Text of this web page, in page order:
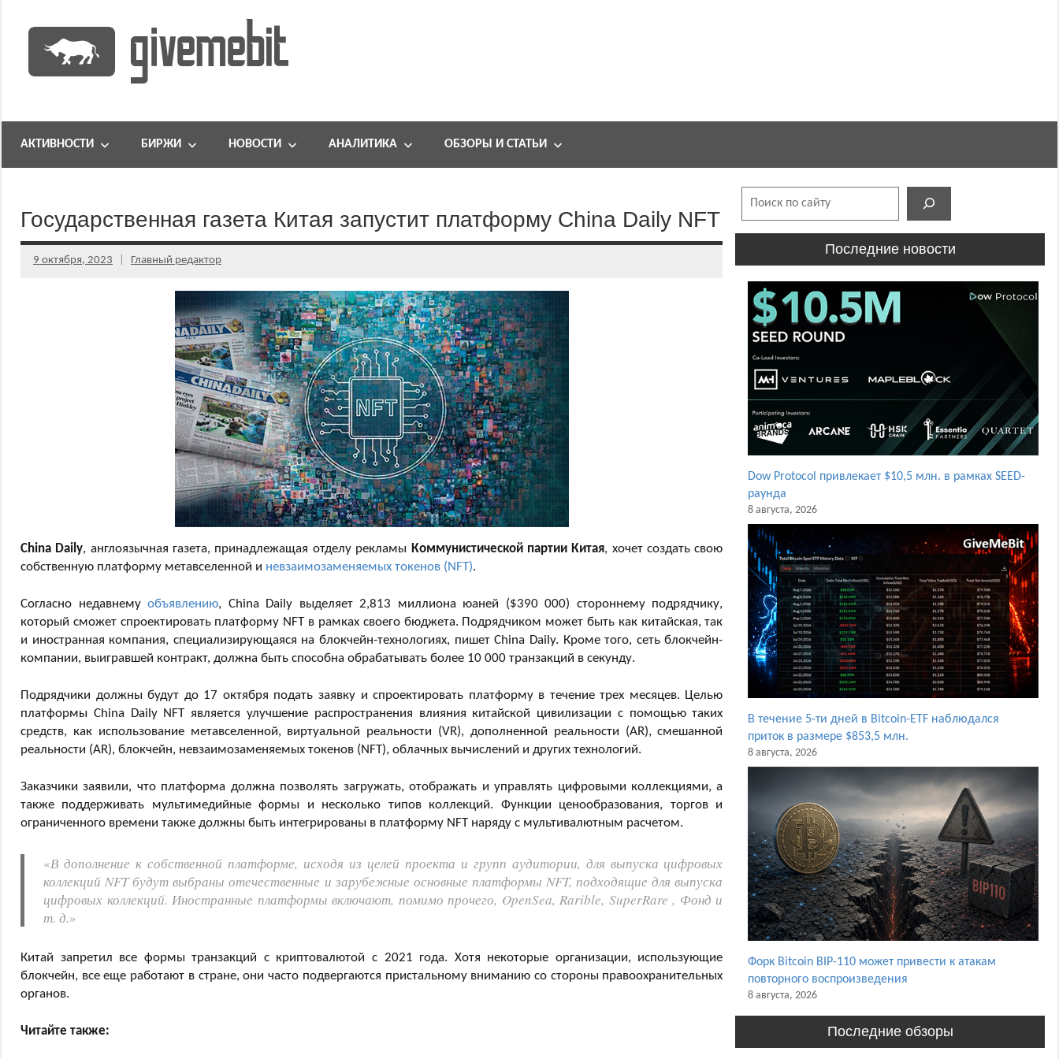
содержимому
GiveMeBit.com
портал
АКТИВНОСТИ БИРЖИ НОВОСТИ АНАЛИТИКА ОБЗОРЫ И СТАТЬИ
Государственная газета Китая запустит платформу China Daily NFT
9 октября, 2023 Главный редактор
China Daily, англоязычная газета, принадлежащая отделу рекламы Коммунистической партии Китая, хочет создать свою
собственную платформу метавселенной и невзаимозаменяемых токенов (NFT).
Согласно недавнемуобъявлению, China Daily выделяет 2,813 миллиона юаней ($390 000) стороннему подрядчику,
который сможет спроектировать платформу NFT в рамках своего бюджета. Подрядчиком может быть как китайская, так
и иностранная компания, специализирующаяся на блокчейн-технологиях, пишет China Daily. Кроме того, сеть блокчейн-
компании, выигравшей контракт, должна быть способна обрабатывать более 10 000 транзакций в секунду.
Подрядчики должны будут до 17 октября подать заявку и спроектировать платформу в течение трех месяцев. Целью
платформы China Daily NFT является улучшение распространения влияния китайской цивилизации с помощью таких
средств, как использование метавселенной, виртуальной реальности (VR), дополненной реальности (AR), смешанной
реальности (AR), блокчейн, невзаимозаменяемых токенов (NFT), облачных вычислений и других технологий.
Заказчики заявили, что платформа должна позволять загружать, отображать и управлять цифровыми коллекциями, а
также поддерживать мультимедийные формы и несколько типов коллекций. Функции ценообразования, торгов и
ограниченного времени также должны быть интегрированы в платформу NFT наряду с мультивалютным расчетом.
«В дополнение к собственной платформе, исходя из целей проекта и групп аудитории, для выпуска цифровых
коллекций NFT будут выбраны отечественные и зарубежные основные платформы NFT, подходящие для выпуска
цифровых коллекций. Иностранные платформы включают, помимо прочего, OpenSea, Rarible, SuperRare , Фонд и
т. д.»
Китай запретил все формы транзакций с криптовалютой с 2021 года. Хотя некоторые организации, использующие
блокчейн, все еще работают в стране, они часто подвергаются пристальному вниманию со стороны правоохранительных
органов.
Читайте также:
Последние новости
Dow Protocol привлекает $10,5 млн. в рамках SEED-
раунда
8 августа, 2026
В течение 5-ти дней в Bitcoin-ETF наблюдался
приток в размере $853,5 млн.
8 августа, 2026
Форк Bitcoin BIP-110 может привести к атакам
повторного воспроизведения
8 августа, 2026
Последние обзоры